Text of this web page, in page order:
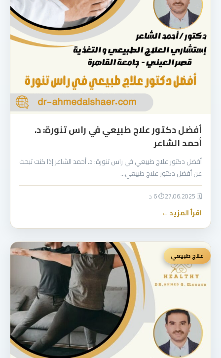
أفضل دكتور علاج طبيعي في راس تنورة: د.
أحمد الشاعر
أفضل دكتور علاج طبيعي في راس تنورة: د. أحمد الشاعر إذا كنت تبحث
عن أفضل دكتور علاج طبيعي…
🗓 27.06.2025 ⏱ 6 د
اقرأ المزيد ←
علاج طبيعي